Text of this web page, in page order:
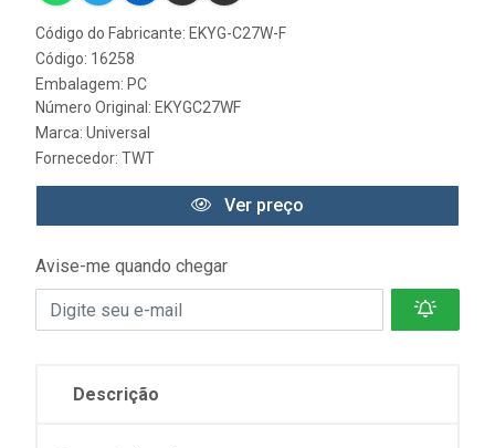
Código do Fabricante: EKYG-C27W-F
Código: 16258
Embalagem: PC
Número Original: EKYGC27WF
Marca: Universal
Fornecedor: TWT
Ver preço
Avise-me quando chegar
Descrição